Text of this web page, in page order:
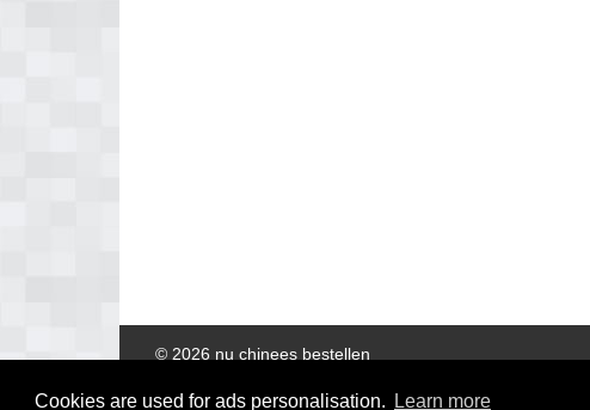
Cookies are used for ads personalisation. Learn more
© 2026 nu chinees bestellen